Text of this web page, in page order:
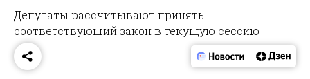
Депутаты рассчитывают принять
соответствующий закон в текущую сессию